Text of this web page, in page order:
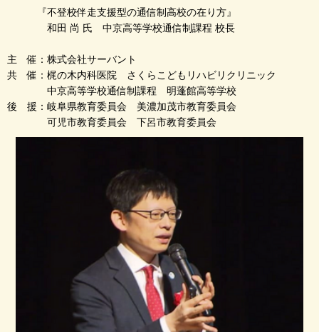
『不登校伴走支援型の通信制高校の在り方』
和田 尚 氏 中京高等学校通信制課程 校長
主 催：株式会社サーバント
共 催：梶の木内科医院 さくらこどもリハビリクリニック
中京高等学校通信制課程 明蓬館高等学校
後 援：岐阜県教育委員会 美濃加茂市教育委員会
可児市教育委員会 下呂市教育委員会